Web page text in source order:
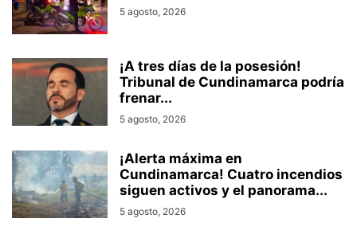
5 agosto, 2026
¡A tres días de la posesión!
Tribunal de Cundinamarca podría
frenar...
5 agosto, 2026
¡Alerta máxima en
Cundinamarca! Cuatro incendios
siguen activos y el panorama...
5 agosto, 2026